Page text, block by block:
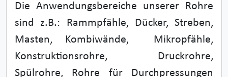
Die Anwendungsbereiche unserer Rohre
sind z.B.: Rammpfähle, Dücker, Streben,
Masten, Kombiwände, Mikropfähle,
Konstruktionsrohre, Druckrohre,
Spülrohre, Rohre für Durchpressungen